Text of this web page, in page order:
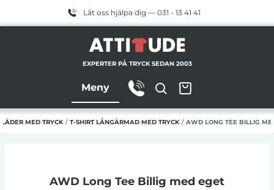
Låt oss hjälpa dig — 031 - 13 41 41
EXPERTER PÅ TRYCK SEDAN 2003
Meny
MED TRYCK / T-SHIRT LÅNGÄRMAD MED TRYCK / AWD LONG TEE BILLIG
AWD Long Tee Billig med eget